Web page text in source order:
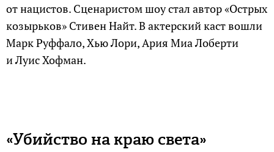
от нацистов. Сценаристом шоу стал автор «Острых
козырьков» Стивен Найт. В актерский каст вошли
Марк Руффало, Хью Лори, Ария Миа Лоберти
и Луис Хофман.
«Убийство на краю света»